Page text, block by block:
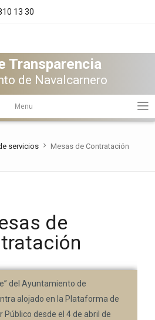
13 30
Transparencia
de Navalcarnero
Menu
servicios Mesas de Contratación
de
del Ayuntamiento de
alojado en la Plataforma de
desde el 4 de abril de